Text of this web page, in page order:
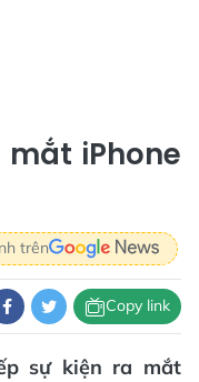
iPhone
trên
Copy link
sự kiện ra mắt